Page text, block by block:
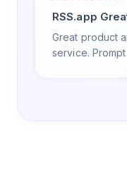
RSS.app
Great product
service.